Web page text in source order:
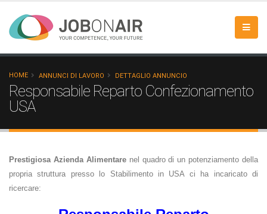
HOME ANNUNCI DI LAVORO DETTAGLIO ANNUNCIO
Responsabile Reparto Confezionamento
USA
Prestigiosa Azienda Alimentare nel quadro di un potenziamento della
propria struttura presso lo Stabilimento in USA ci ha incaricato di
ricercare: